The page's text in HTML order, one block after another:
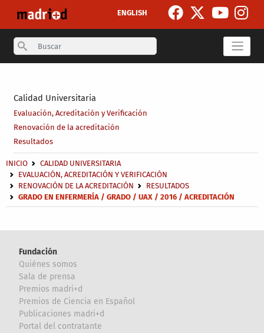
ENGLISH
Search
Calidad Universitaria
Evaluación, Acreditación y Verificación
Renovación de la acreditación
Resultados
Sobrescribir enlaces de ayuda a la navegación
INICIO
CALIDAD UNIVERSITARIA
EVALUACIÓN, ACREDITACIÓN Y VERIFICACIÓN
RENOVACIÓN DE LA ACREDITACIÓN
RESULTADOS
GRADO EN ENFERMERÍA / GRADO / UAX / 2016 / ACREDITACIÓN
Fundación
Quiénes somos
Sala de prensa
Premios madri+d
Premios de Ciencia en Español
Publicaciones madri+d
Portal del contratante